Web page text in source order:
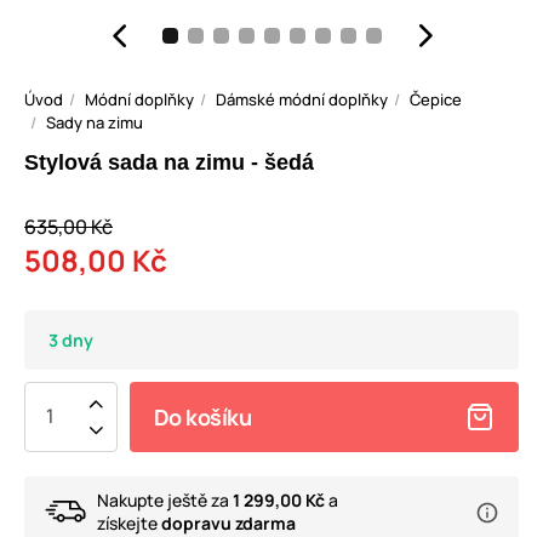
Úvod Módní doplňky Dámské módní doplňky
Čepice
Sady na zimu
Stylová sada na zimu - šedá
635,00 Kč
508,00 Kč
3 dny
Do košíku
Nakupte ještě za 1 299,00 Kča
získejtedopravu zdarma